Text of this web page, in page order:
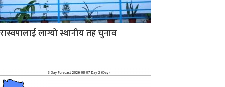
रास्वपालाई लाग्यो स्थानीय तह चुनाव